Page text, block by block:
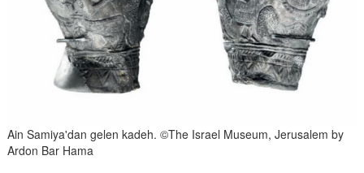
Ain Samiya'dan gelen kadeh. ©The Israel Museum, Jerusalem by
Ardon Bar Hama